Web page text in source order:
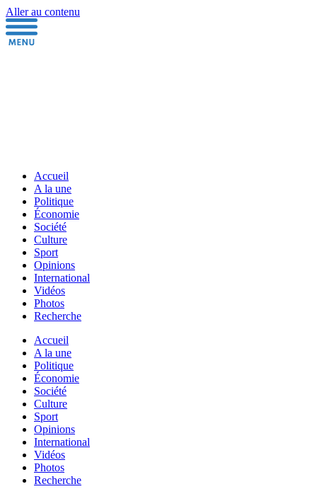
Aller au contenu
Accueil
A la une
Politique
Économie
Société
Culture
Sport
Opinions
International
Vidéos
Photos
Recherche
Accueil
A la une
Politique
Économie
Société
Culture
Sport
Opinions
International
Vidéos
Photos
Recherche